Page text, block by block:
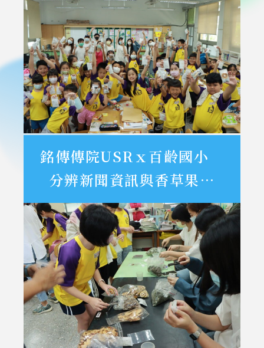
銘傳傳院USRｘ百齡國小
分辨新聞資訊與香草果茶
DIY健康飲食